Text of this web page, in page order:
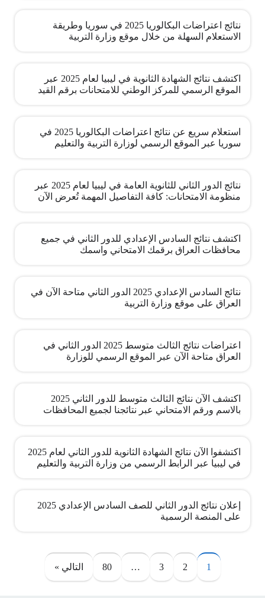
نتائج اعتراضات البكالوريا 2025 في سوريا وطريقة
الاستعلام السهلة من خلال موقع وزارة التربية
اكتشف نتائج الشهادة الثانوية في ليبيا لعام 2025 عبر
الموقع الرسمي للمركز الوطني للامتحانات برقم القيد
استعلام سريع عن نتائج اعتراضات البكالوريا 2025 في
سوريا عبر الموقع الرسمي لوزارة التربية والتعليم
نتائج الدور الثاني للثانوية العامة في ليبيا لعام 2025 عبر
منظومة الامتحانات: كافة التفاصيل المهمة تُعرض الآن
اكتشف نتائج السادس الإعدادي للدور الثاني في جميع
محافظات العراق برقمك الامتحاني واسمك
نتائج السادس الإعدادي 2025 الدور الثاني متاحة الآن في
العراق على موقع وزارة التربية
اعتراضات نتائج الثالث متوسط 2025 الدور الثاني في
العراق متاحة الآن عبر الموقع الرسمي للوزارة
اكتشف الآن نتائج الثالث متوسط للدور الثاني 2025
بالاسم ورقم الامتحاني عبر نتائجنا لجميع المحافظات
اكتشفوا الآن نتائج الشهادة الثانوية للدور الثاني لعام 2025
في ليبيا عبر الرابط الرسمي من وزارة التربية والتعليم
إعلان نتائج الدور الثاني للصف السادس الإعدادي 2025
على المنصة الرسمية
صفحات:
1
2
3
…
80 التالي »